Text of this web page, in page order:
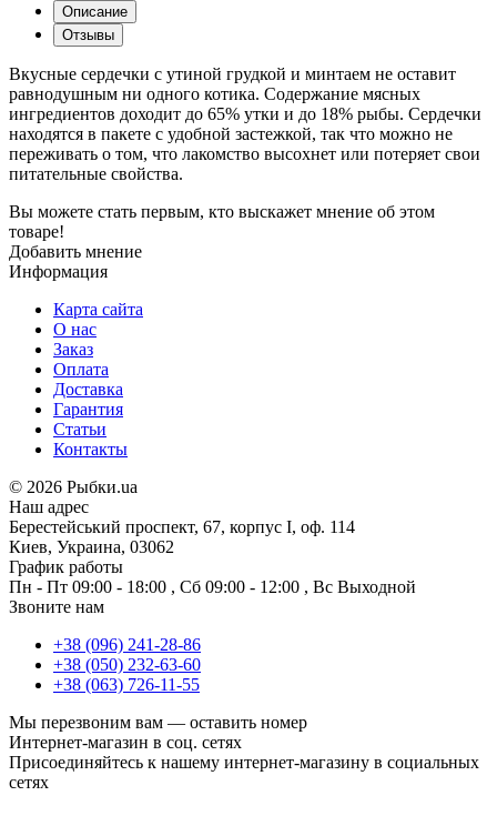
Описание
Отзывы
Вкусные сердечки с утиной грудкой и минтаем не оставит
равнодушным ни одного котика. Содержание мясных
ингредиентов доходит до 65% утки и до 18% рыбы. Сердечки
находятся в пакете с удобной застежкой, так что можно не
переживать о том, что лакомство высохнет или потеряет свои
питательные свойства.
Вы можете стать первым, кто выскажет мнение об этом
товаре!
Добавить мнение
Информация
Карта сайта
О нас
Заказ
Оплата
Доставка
Гарантия
Статьи
Контакты
© 2026 Рыбки.ua
Наш адрес
Берестейський проспект, 67, корпус I, оф. 114
Киев, Украина, 03062
График работы
Пн - Пт 09:00 - 18:00 , Сб 09:00 - 12:00 , Вс Выходной
Звоните нам
+38 (096) 241-28-86
+38 (050) 232-63-60
+38 (063) 726-11-55
Мы перезвоним вам — оставить номер
Интернет-магазин в соц. сетях
Присоединяйтесь к нашему интернет-магазину в социальных
сетях